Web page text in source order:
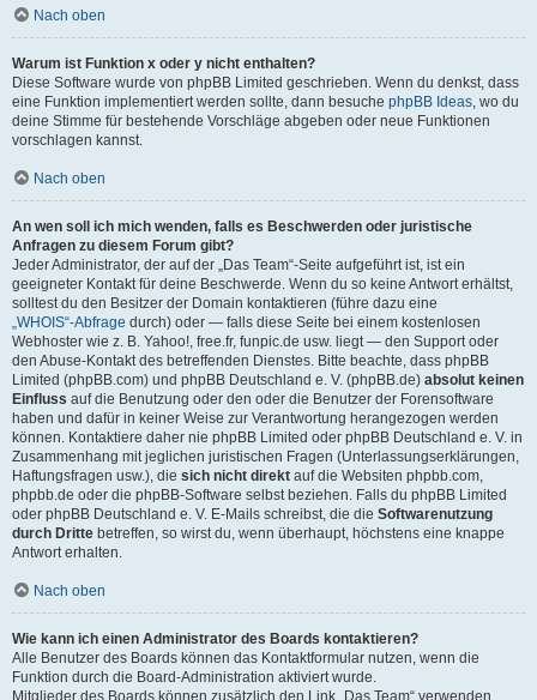
Nach oben
Warum ist Funktion x oder y nicht enthalten?
Diese Software wurde von phpBB Limited geschrieben. Wenn du denkst, dass
eine Funktion implementiert werden sollte, dann besuche phpBB Ideas, wo du
deine Stimme für bestehende Vorschläge abgeben oder neue Funktionen
vorschlagen kannst.
Nach oben
An wen soll ich mich wenden, falls es Beschwerden oder juristische
Anfragen zu diesem Forum gibt?
Jeder Administrator, der auf der „Das Team“-Seite aufgeführt ist, ist ein
geeigneter Kontakt für deine Beschwerde. Wenn du so keine Antwort erhältst,
solltest du den Besitzer der Domain kontaktieren (führe dazu eine
„WHOIS“-Abfrage durch) oder — falls diese Seite bei einem kostenlosen
Webhoster wie z. B. Yahoo!, free.fr, funpic.de usw. liegt — den Support oder
den Abuse-Kontakt des betreffenden Dienstes. Bitte beachte, dass phpBB
Limited (phpBB.com) und phpBB Deutschland e. V. (phpBB.de) absolut keinen
Einfluss auf die Benutzung oder den oder die Benutzer der Forensoftware
haben und dafür in keiner Weise zur Verantwortung herangezogen werden
können. Kontaktiere daher nie phpBB Limited oder phpBB Deutschland e. V. in
Zusammenhang mit jeglichen juristischen Fragen (Unterlassungserklärungen,
Haftungsfragen usw.), die sich nicht direkt auf die Websiten phpbb.com,
phpbb.de oder die phpBB-Software selbst beziehen. Falls du phpBB Limited
oder phpBB Deutschland e. V. E-Mails schreibst, die die Softwarenutzung
durch Dritte betreffen, so wirst du, wenn überhaupt, höchstens eine knappe
Antwort erhalten.
Nach oben
Wie kann ich einen Administrator des Boards kontaktieren?
Alle Benutzer des Boards können das Kontaktformular nutzen, wenn die
Funktion durch die Board-Administration aktiviert wurde.
Mitglieder des Boards können zusätzlich den Link „Das Team“ verwenden.